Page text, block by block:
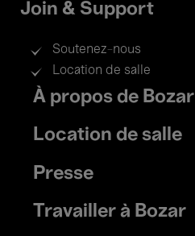
Join & Support
Soutenez-nous
Location de salle
Footer
menu
À propos de Bozar
Location de salle
Presse
Travailler à Bozar